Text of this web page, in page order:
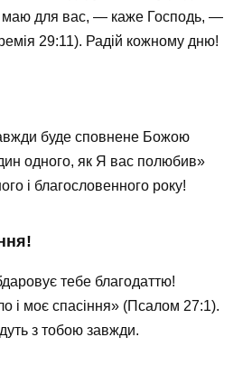
маю для вас, — каже Господь, —
29:11). Радій кожному дню!
буде сповнене Божою
одного, як Я вас полюбив»
і благословенного року!
тебе благодаттю!
і моє спасіння» (Псалом 27:1).
з тобою завжди.